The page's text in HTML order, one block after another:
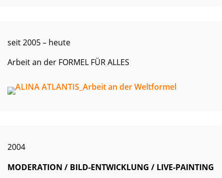
seit 2005 – heute
Arbeit an der FORMEL FÜR ALLES
2004
MODERATION / BILD-ENTWICKLUNG / LIVE-PAINTING